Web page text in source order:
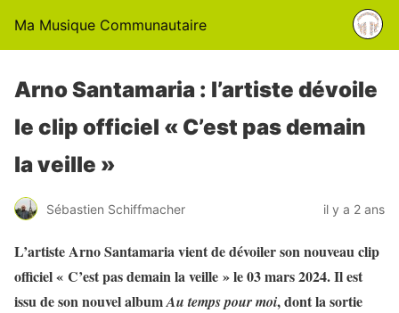
Ma Musique Communautaire
Arno Santamaria : l’artiste dévoile
le clip officiel « C’est pas demain
la veille »
Sébastien Schiffmacher il y a 2 ans
L’artiste Arno Santamaria vient de dévoiler son nouveau clip
officiel « C’est pas demain la veille » le 03 mars 2024. Il est
issu de son nouvel albumAu temps pour moi, dont la sortie